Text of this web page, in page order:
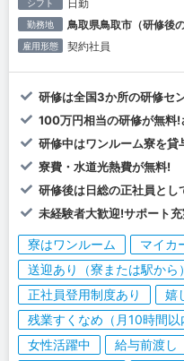
シフト 日勤
勤務地 鳥取県鳥取市（研修後
雇用形態 契約社員
研修は全国3か所の研修セ
100万円相当の研修が無料!
研修中はワンルーム寮を貸
寮費・水道光熱費が無料!
研修後は日総の正社員とし
未経験者大歓迎!サポート
寮はワンルーム
マイカ
送迎あり（寮または駅から）
正社員登用制度あり
嬉
残業すくなめ（月10時間以
女性活躍中
給与前渡し